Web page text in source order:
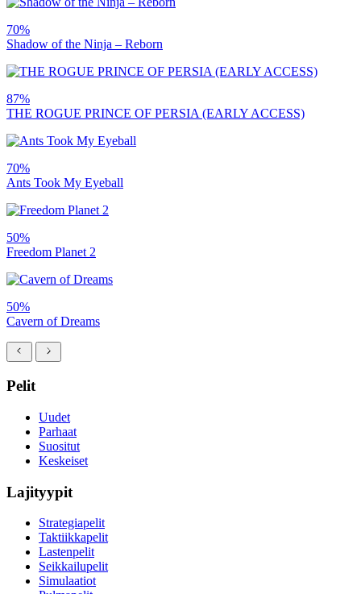
70%
Shadow of the Ninja – Reborn
87%
THE ROGUE PRINCE OF PERSIA (EARLY ACCESS)
70%
Ants Took My Eyeball
50%
Freedom Planet 2
50%
Cavern of Dreams
Pelit
Uudet
Parhaat
Suositut
Keskeiset
Lajityypit
Strategiapelit
Taktiikkapelit
Lastenpelit
Seikkailupelit
Simulaatiot